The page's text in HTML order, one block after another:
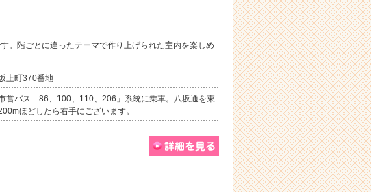
。階ごとに違ったテーマで作り上げられた室内を楽しめ
上町370番地
営バス「86、100、110、206」系統に乗車。八坂通を東
ほどしたら右手にございます。